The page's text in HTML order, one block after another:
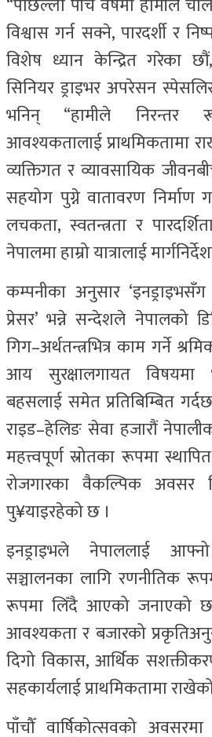
विश्वास गर्न सक्ने, पारदर्शी र
विशेष ध्यान केन्द्रित गरेका
सिनियर ड्राइभर अपरेसन
भनिन् “हामीले निरन्तर
आवश्यकतालाई प्राथमिकतामा
व्यक्तिगत र व्यावसायिक
सहयोग पुग्ने वातावरण निर्माण
लचकता, स्वतन्त्रता र
नेपालमा हाम्रो यात्रालाई
कम्पनीका अनुसार
प्रेसर’ भन्ने सन्देशले नेपालको
गिग–अर्थतन्त्रभित्र काम गर्ने
आय सुरक्षालगायत विषयमा
बहसलाई समेत प्रतिबिम्बित
राइड–हेलिङ सेवा हजारौं
महत्त्वपूर्ण स्रोतका रूपमा
रोजगारका वैकल्पिक अवसर
पु¥याइरहेको छ ।
इनड्राइभले नेपाललाई
सञ्चालनका लागि रणनीतिक
रूपमा लिँदै आएको जनाएको छ
आवश्यकता र बजारको
दिगो विकास, आर्थिक
सहकार्यलाई प्राथमिकतामा
पाँचौँ वार्षिकोत्सवको